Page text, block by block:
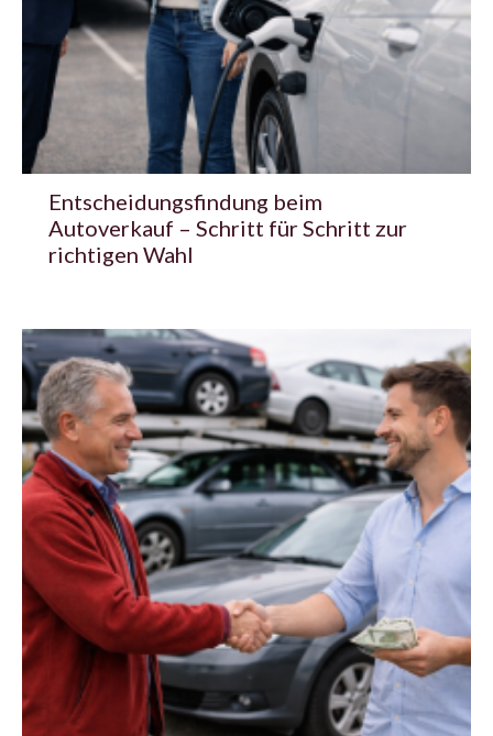
Entscheidungsfindung beim
Autoverkauf – Schritt für Schritt zur
richtigen Wahl